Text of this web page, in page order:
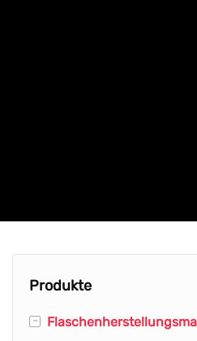
Produkte
-